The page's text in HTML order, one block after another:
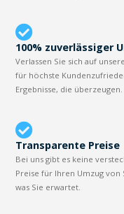
100% zuverlässiger
Verlassen Sie sich auf
für höchste
Ergebnisse, die überzeugen.
Transparente Preise
Bei uns gibt es keine
Preise für Ihren Umzug von
was Sie erwartet.